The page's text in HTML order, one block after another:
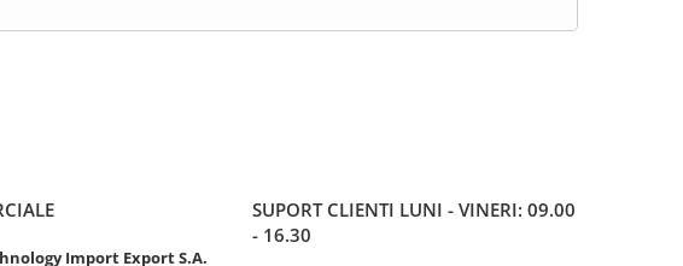
Import Export S.A.
SUPORT CLIENTI LUNI - VINERI: 09.00
- 16.30